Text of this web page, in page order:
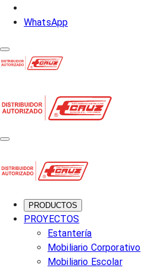
WhatsApp
PRODUCTOS
PROYECTOS
Estantería
Mobiliario Corporativo
Mobiliario Escolar